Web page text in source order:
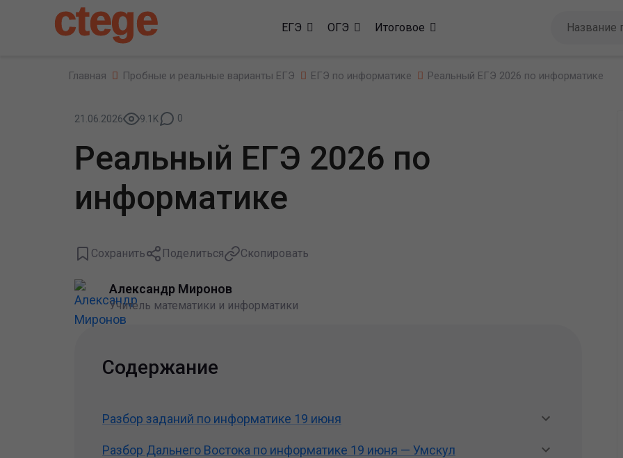
ctege ЕГЭ ОГЭ Итоговое
Главная Пробные и реальные варианты ЕГЭ ЕГЭ по информатике Реальный ЕГЭ 2026 по информатике
21.06.2026 9.1K 0
Реальный ЕГЭ 2026 по
информатике
Сохранить Поделиться Скопировать
Александр Миронов
Учитель математики и информатики
Содержание
Разбор заданий по информатике 19 июня
Разбор Дальнего Востока по информатике 19 июня — Умскул